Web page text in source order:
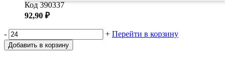
Код 390337
92,90 ₽
- + Перейти в корзину
Добавить в корзину